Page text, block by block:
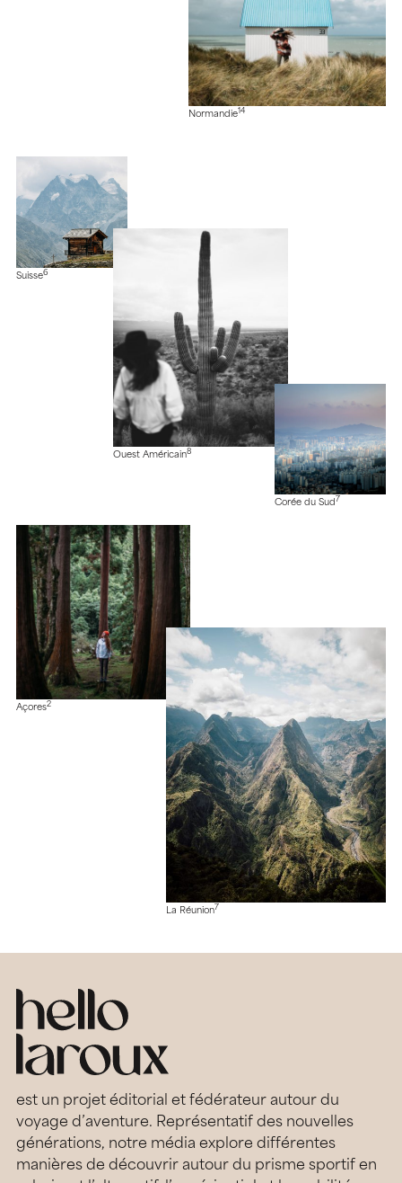
Normandie14
Suisse6
Ouest Américain8
Corée du Sud 7
Açores2
La Réunion7
est un projet éditorial et fédérateur autour du
voyage d’aventure. Représentatif des nouvelles
générations, notre média explore différentes
manières de découvrir autour du prisme sportif en